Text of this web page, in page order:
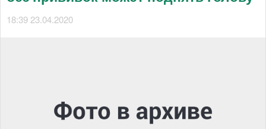
18:39 23.04.2020